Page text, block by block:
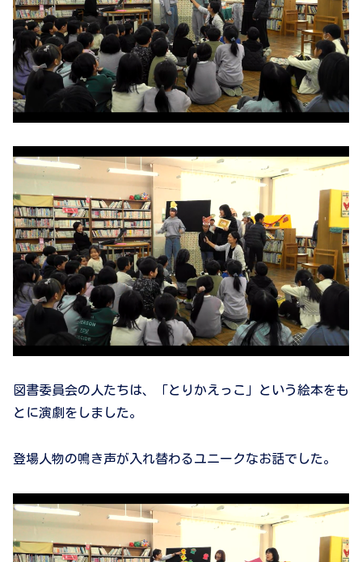
図書委員会の人たちは、「とりかえっこ」という絵本をも
とに演劇をしました。
登場人物の鳴き声が入れ替わるユニークなお話でした。